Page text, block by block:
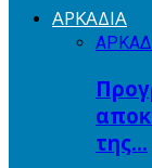
ΑΡΚΑΔΙΑ
της…